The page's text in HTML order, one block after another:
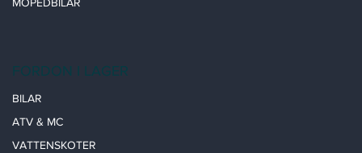
MOPEDBILAR
FORDON I LAGER
BILAR
ATV & MC
VATTENSKOTER